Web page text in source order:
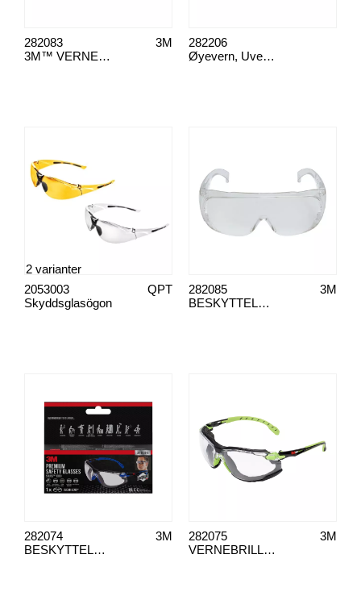
3M™ VERNEBRILLER VIRTUA AP GRÅ
3M
282083
Øyevern, Uvex astrospec
282206
Skyddsglasögon
QPT
2053003
2 varianter
BESKYTTELSESBRILLER KLAR
3M
282085
BESKYTTELSESBRILLER BLÅSVART KLAR LINSE
3M
282074
VERNEBRILLER SOLUS 1000 ANTI-TÅKEBEHANDLING
3M
282075